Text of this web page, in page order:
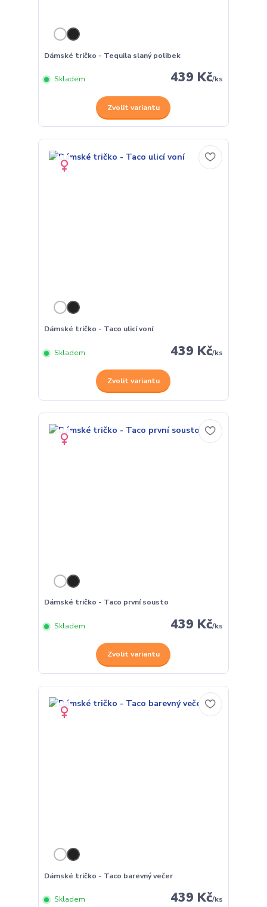
Dámské tričko - Tequila slaný polibek
439 Kč/ks
Skladem
Zvolit variantu
Dámské tričko - Taco ulicí voní
439 Kč/ks
Skladem
Zvolit variantu
Dámské tričko - Taco první sousto
439 Kč/ks
Skladem
Zvolit variantu
Dámské tričko - Taco barevný večer
439 Kč/ks
Skladem